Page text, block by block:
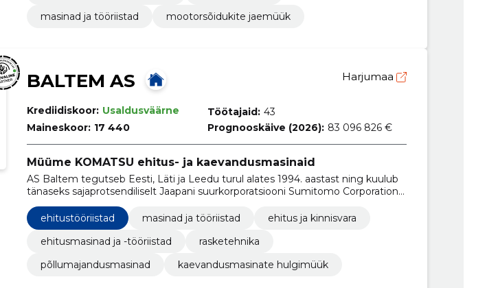
masinad ja tööriistad
mootorsõidukite jaemüük
BALTEM AS Harjumaa
Krediidiskoor: Usaldusväärne
Maineskoor: 17 440
Töötajaid: 43
Prognooskäive (2026): 83 096 826 €
Müüme KOMATSU ehitus- ja kaevandusmasinaid
AS Baltem tegutseb Eesti, Läti ja Leedu turul alates 1994. aastast ning kuulub
tänaseks sajaprotsendiliselt Jaapani suurkorporatsiooni Sumitomo Corporation
ehitustööriistad
masinad ja tööriistad
ehitus ja kinnisvara
ehitusmasinad ja -tööriistad
rasketehnika
põllumajandusmasinad
kaevandusmasinate hulgimüük